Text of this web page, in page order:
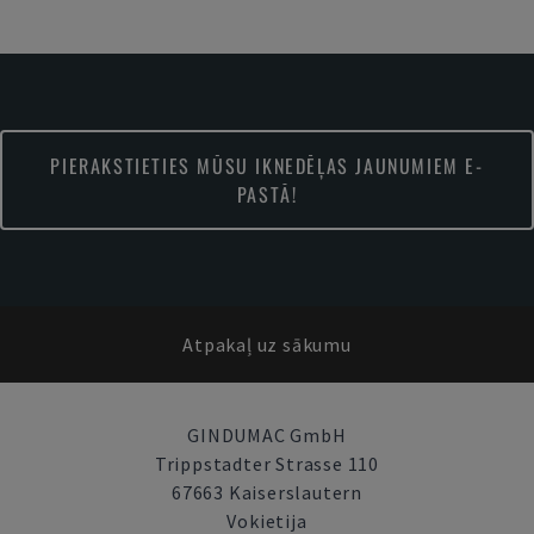
PIERAKSTIETIES MŪSU IKNEDĒĻAS JAUNUMIEM E-
PASTĀ!
Atpakaļ uz sākumu
GINDUMAC GmbH
Trippstadter Strasse 110
67663 Kaiserslautern
Vokietija